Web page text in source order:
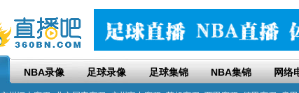
NBA录像 足球录像 足球集锦 NBA集锦 网络